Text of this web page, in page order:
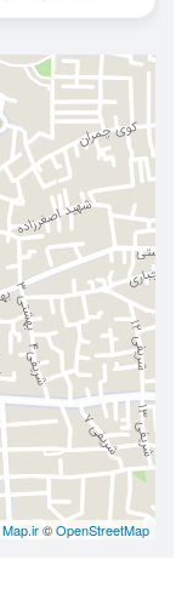
Map.ir©OpenStreetMap